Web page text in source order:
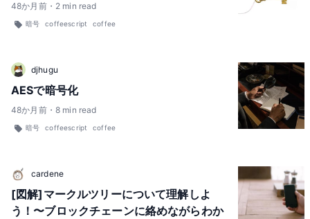
48か月前・ 2 min read
暗号 coffeescript coffee
djhugu
AESで暗号化
48か月前・ 8 min read
暗号 coffeescript coffee
cardene
[図解]マークルツリーについて理解しよ
う！〜ブロックチェーンに絡めながらわか